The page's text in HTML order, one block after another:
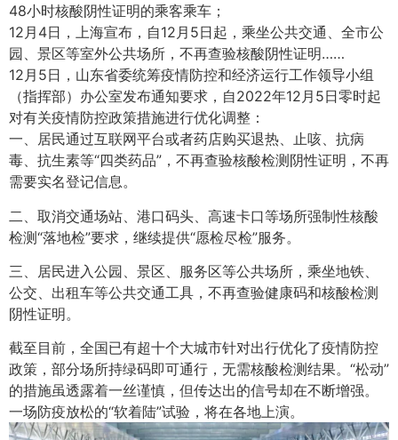
48小时核酸阴性证明的乘客乘车；
12月4日，上海宣布，自12月5日起，乘坐公共交通、全市公
园、景区等室外公共场所，不再查验核酸阴性证明……
12月5日，山东省委统筹疫情防控和经济运行工作领导小组
（指挥部）办公室发布通知要求，自2022年12月5日零时起
对有关疫情防控政策措施进行优化调整：
一、居民通过互联网平台或者药店购买退热、止咳、抗病
毒、抗生素等“四类药品”，不再查验核酸检测阴性证明，不再
需要实名登记信息。
二、取消交通场站、港口码头、高速卡口等场所强制性核酸
检测“落地检”要求，继续提供“愿检尽检”服务。
三、居民进入公园、景区、服务区等公共场所，乘坐地铁、
公交、出租车等公共交通工具，不再查验健康码和核酸检测
阴性证明。
截至目前，全国已有超十个大城市针对出行优化了疫情防控
政策，部分场所持绿码即可通行，无需核酸检测结果。“松动”
的措施虽透露着一丝谨慎，但传达出的信号却在不断增强。
一场防疫放松的“软着陆”试验，将在各地上演。